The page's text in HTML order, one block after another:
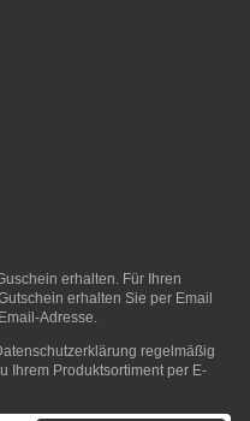
erhalten. Für Ihren
erhalten Sie per Email
Adresse.
regelmäßig
Ihrem Produktsortiment per E-